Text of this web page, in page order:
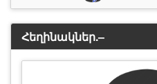
Հեղինակներ.–